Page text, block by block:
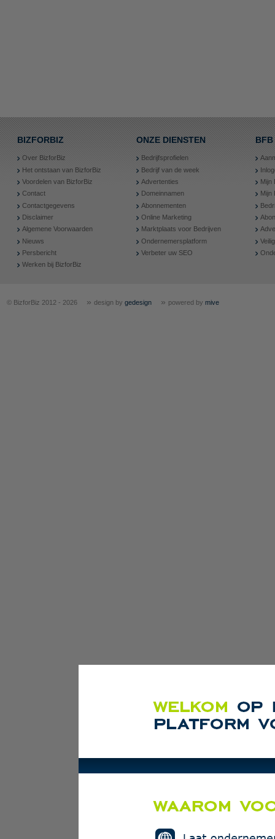
BIZFORBIZ
Over BizforBiz
Het ontstaan van BizforBiz
Voordelen van BizforBiz
Contact
Contactgegevens
Disclaimer
Algemene Voorwaarden
Nieuws
Persbericht
Werken bij BizforBiz
ONZE DIENSTEN
Bedrijfsprofielen
Bedrijf van de week
Advertenties
Domeinnamen
Abonnementen
Online Marketing
Marktplaats voor Bedrijven
Ondernemersplatform
Verbeter uw SEO
BFB
Mijn
Mijn
© BizforBiz 2012 - 2026 » design by gedesign » powered by mive